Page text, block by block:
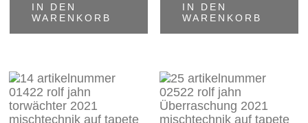
IN DEN
WARENKORB
IN DEN
WARENKORB